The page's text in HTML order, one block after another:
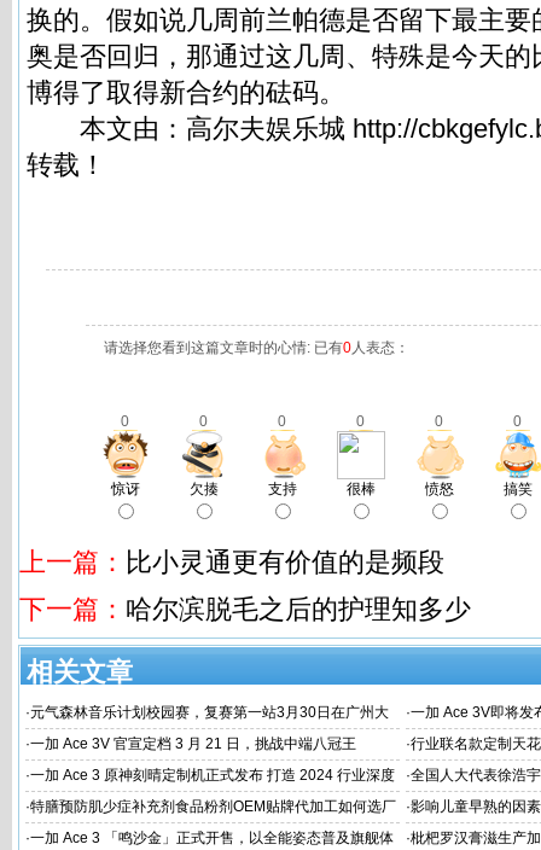
换的。假如说几周前兰帕德是否留下最主
奥是否回归，那通过这几周、特殊是今天
博得了取得新合约的砝码。
本文由： 高尔夫娱乐城 http://
转载！
请选择您看到这篇文章时的心情: 已有0人表态：
0 0 0 0 0 0
惊讶 欠揍 支持 很棒 愤怒 搞笑
上一篇： 比小灵通更有价值的是频段
下一篇： 哈尔滨脱毛之后的护理知多少
相关文章
·元气森林音乐计划校园赛，复赛第一站3月30日在广州大
学唱响
·一加 Ace 3V即将发
·一加 Ace 3V 官宣定档 3 月 21 日，挑战中端八冠王 ·行业联名款定制天
火速告罄
·一加 Ace 3 原神刻晴定制机正式发布 打造 2024 行业深度
定制新标杆
·全国人大代表徐浩
国建设
·特膳预防肌少症补充剂食品粉剂OEM贴牌代加工如何选厂
家
·影响儿童早熟的因
代工厂
·一加 Ace 3 「鸣沙金」正式开售，以全能姿态普及旗舰体 ·枇杷罗汉膏滋生产